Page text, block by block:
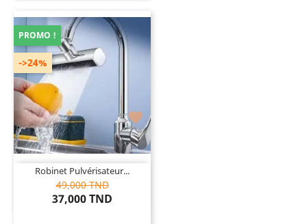

Robinet Pulvérisateur...
49,000 TND
37,000 TND
->24%
PROMO !